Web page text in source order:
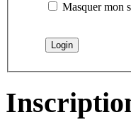
Masquer mon